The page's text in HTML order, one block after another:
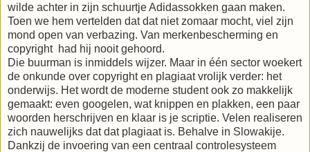
wilde achter in zijn schuurtje Adidassokken gaan maken.
Toen we hem vertelden dat dat niet zomaar mocht, viel zijn
mond open van verbazing. Van merkenbescherming en
copyright had hij nooit gehoord.
Die buurman is inmiddels wijzer. Maar in één sector woekert
de onkunde over copyright en plagiaat vrolijk verder: het
onderwijs. Het wordt de moderne student ook zo makkelijk
gemaakt: even googelen, wat knippen en plakken, een paar
woorden herschrijven en klaar is je scriptie. Velen realiseren
zich nauwelijks dat dat plagiaat is. Behalve in Slowakije.
Dankzij de invoering van een centraal controlesysteem